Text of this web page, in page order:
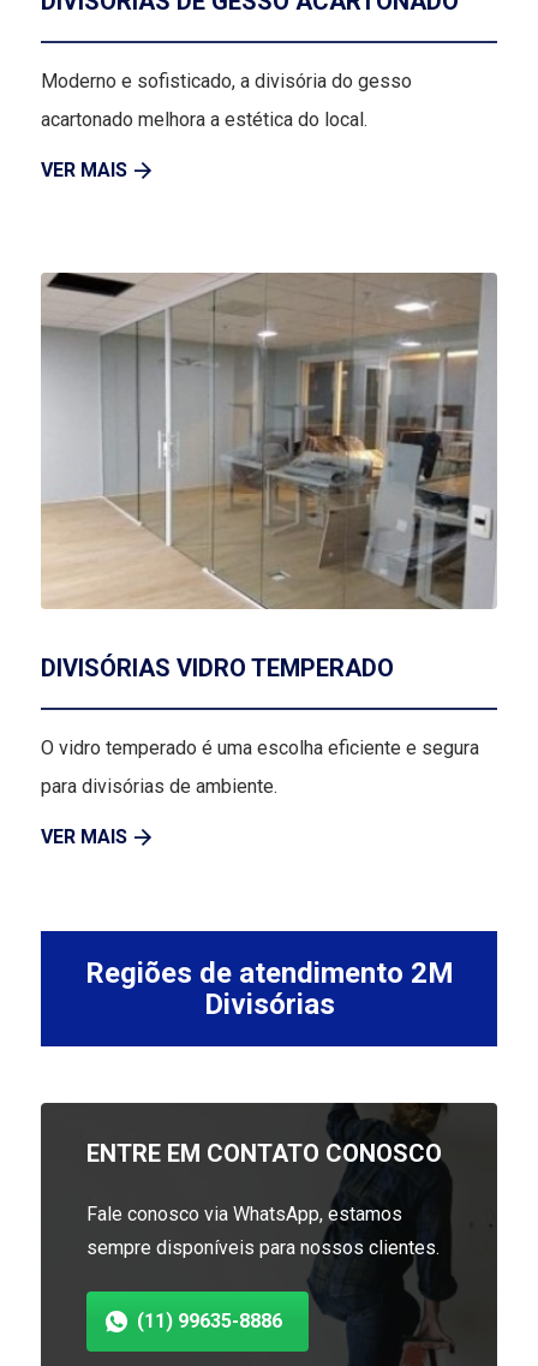
Moderno e sofisticado, a divisória do gesso
acartonado melhora a estética do local.
VER MAIS
DIVISÓRIAS VIDRO TEMPERADO
O vidro temperado é uma escolha eficiente e segura
para divisórias de ambiente.
VER MAIS
Regiões de atendimento 2M
Divisórias
ENTRE EM CONTATO CONOSCO
Fale conosco via WhatsApp, estamos
sempre disponíveis para nossos clientes.
(11) 99635-8886